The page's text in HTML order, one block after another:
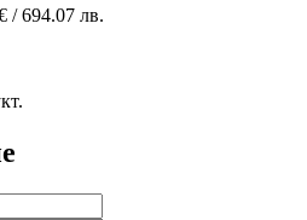
/ 694.07 лв.